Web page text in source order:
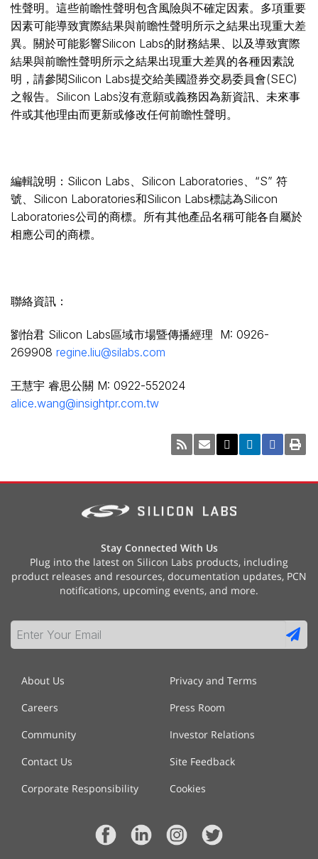
性聲明。這些前瞻性聲明包含風險與不確定因素。多項重要
因素可能導致實際結果與前瞻性聲明所示之結果出現重大差
異。關於可能影響Silicon Labs的財務結果、以及導致實際
結果與前瞻性聲明所示之結果出現重大差異的各種因素說
明，請參閱Silicon Labs提交給美國證券交易委員會(SEC)
之報告。Silicon Labs沒有意願或義務因為新資訊、未來事
件或其他理由而更新或修改任何前瞻性聲明。
編輯說明：Silicon Labs、Silicon Laboratories、“S” 符
號、Silicon Laboratories和Silicon Labs標誌為Silicon
Laboratories公司的商標。所有其他產品名稱可能各自屬於
相應公司的商標。
聯絡資訊：
劉怡君 Silicon Labs區域市場暨傳播經理 M: 0926-
269908 regine.liu@silabs.com
王慧宇 睿思公關 M: 0922-552024
alice.wang@insightpr.com.tw
Stay Connected With Us
Plug into the latest on Silicon Labs products, including
product releases and resources, documentation updates, PCN
notifications, upcoming events, and more.
About Us
Careers
Community
Contact Us
Corporate Responsibility
Privacy and Terms
Press Room
Investor Relations
Site Feedback
Cookies